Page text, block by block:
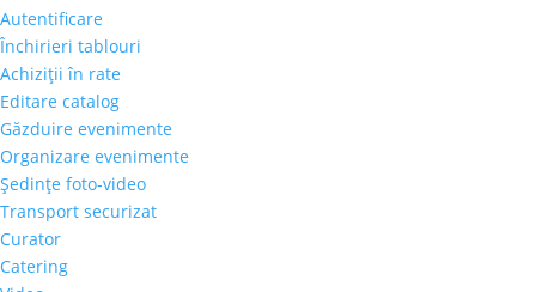
Autentificare
Închirieri tablouri
Achiziţii în rate
Editare catalog
Găzduire evenimente
Organizare evenimente
Şedinţe foto-video
Transport securizat
Curator
Catering
Stil/Şcoală
Tip lucrare
Tehnică
Temă
Cai-Hipism(0)
Citadin
Cladiri faimoase